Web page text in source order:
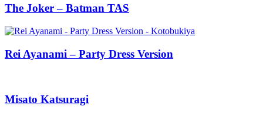
The Joker – Batman TAS
Rei Ayanami – Party Dress Version
Misato Katsuragi